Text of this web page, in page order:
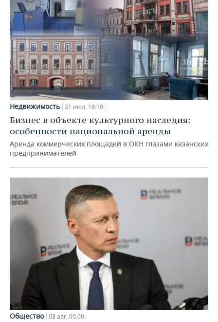
Недвижимость 31 июл, 18:10
Бизнес в объекте культурного наследия:
особенности национальной аренды
Аренда коммерческих площадей в ОКН глазами казанских
предпринимателей
Общество 03 авг, 00:00